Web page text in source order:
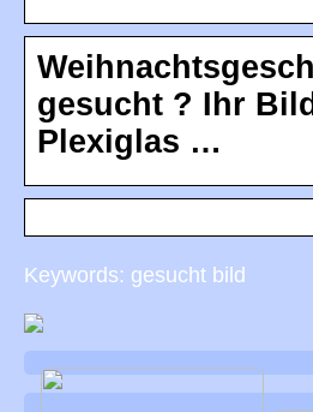
gesucht ? Ihr
Plexiglas …
Keywords: gesucht bild